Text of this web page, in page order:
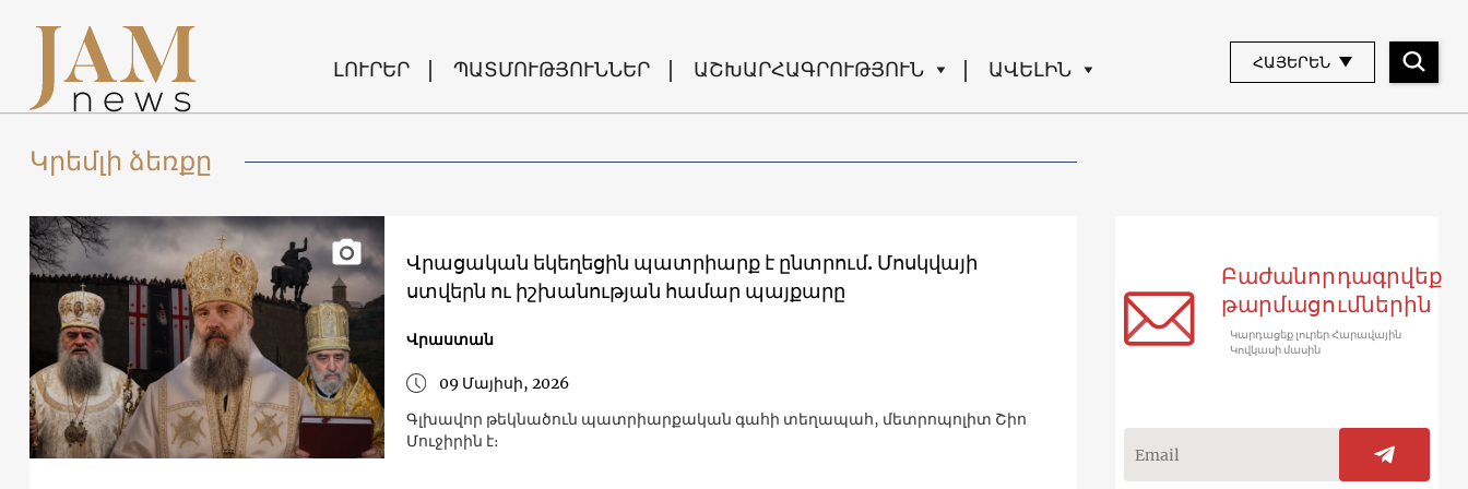
ԼՈՒՐԵՐ ՊԱՏՄՈՒԹՅՈՒՆՆԵՐ ԱՇԽԱՐՀԱԳՐՈՒԹՅՈՒՆ ԱՎԵԼԻՆ ՀԱՅԵՐԵՆ
Կրեմլի ձեռքը
Վրացական եկեղեցին պատրիարք է ընտրում. Մոսկվայի
ստվերն ու իշխանության համար պայքարը
Վրաստան
09 Մայիսի, 2026
Գլխավոր թեկնածուն պատրիարքական գահի տեղապահ, մետրոպոլիտ Շիո
Մուջիրին է։
Բաժանորդագրվեք
թարմացումներին
Կարդացեք լուրեր Հարավային
Կովկասի մասին